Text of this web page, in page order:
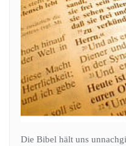
Die Bibel hält uns